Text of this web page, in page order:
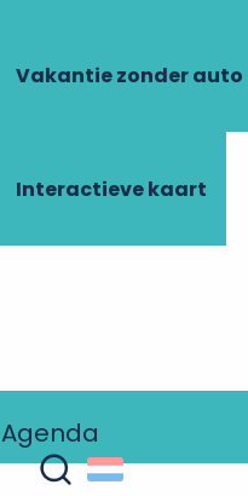
Vakantie zonder auto
Interactieve kaart
Agenda